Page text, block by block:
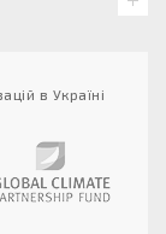
в Україні